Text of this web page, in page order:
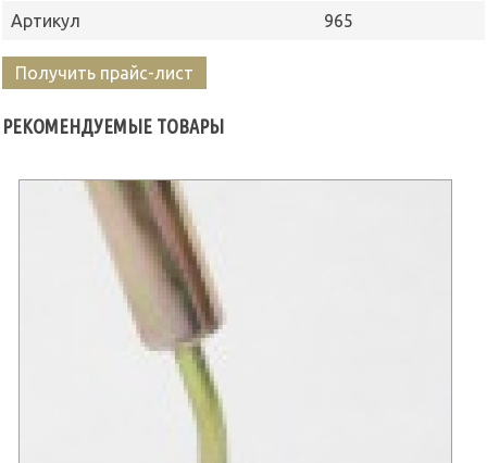
Артикул 965
Получить прайс-лист
РЕКОМЕНДУЕМЫЕ ТОВАРЫ